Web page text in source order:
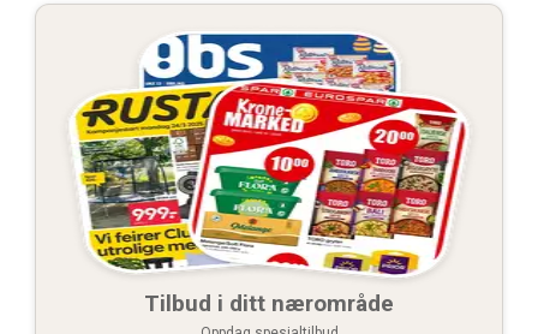
Tilbud i ditt nærområde